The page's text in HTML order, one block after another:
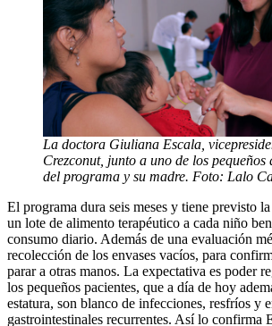
La doctora Giuliana Escala,
Crezconut, junto a uno de los
del programa y su madre. Foto: Lalo
El programa dura seis meses y tiene previsto
un lote de alimento terapéutico a cada niño
consumo diario. Además de una evaluación
recolección de los envases vacíos, para
parar a otras manos. La expectativa es poder
los pequeños pacientes, que a día de hoy
estatura, son blanco de infecciones, resfríos y
gastrointestinales recurrentes. Así lo confirma